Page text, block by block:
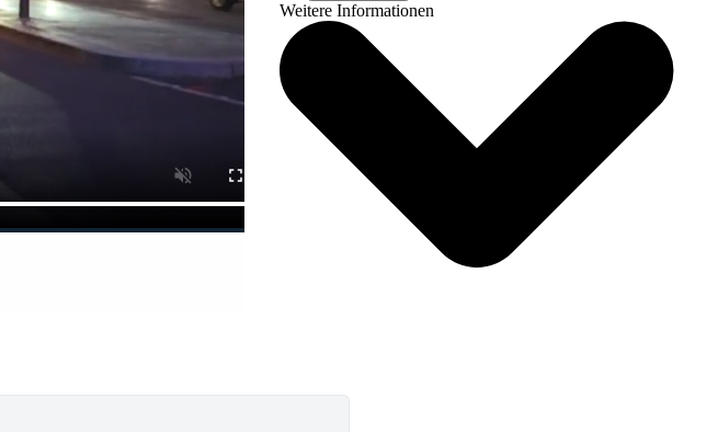
Weitere Informationen